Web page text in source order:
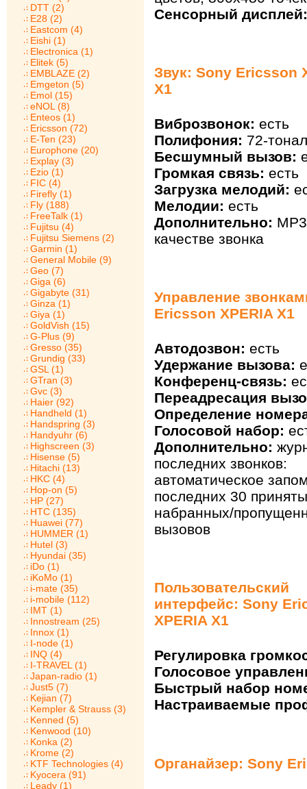
DTT (2)
E28 (2)
Eastcom (4)
Eishi (1)
Electronica (1)
Elitek (5)
EMBLAZE (2)
Emgeton (5)
Emol (15)
eNOL (8)
Enteos (1)
Ericsson (72)
E-Ten (23)
Europhone (20)
Explay (3)
Ezio (1)
FIC (4)
Firefly (1)
Fly (188)
FreeTalk (1)
Fujitsu (4)
Fujitsu Siemens (2)
Garmin (1)
General Mobile (9)
Geo (7)
Giga (6)
Gigabyte (31)
Ginza (1)
Giya (1)
GoldVish (15)
G-Plus (9)
Gresso (35)
Grundig (33)
GSL (1)
GTran (3)
Gvc (3)
Haier (92)
Handheld (1)
Handspring (3)
Handyuhr (6)
Highscreen (3)
Hisense (5)
Hitachi (13)
HKC (4)
Hop-on (5)
HP (27)
HTC (135)
Huawei (77)
HUMMER (1)
Hutel (3)
Hyundai (35)
iDo (1)
iKoMo (1)
i-mate (35)
i-mobile (112)
IMT (1)
Innostream (25)
Innox (1)
I-node (1)
INQ (4)
I-TRAVEL (1)
Japan-radio (1)
Just5 (7)
Kejian (7)
Kempler & Strauss (3)
Kenned (5)
Kenwood (10)
Konka (2)
Krome (2)
KTF Technologies (4)
Kyocera (91)
Leady (1)
Сенсорный дисплей:
Звук: Sony Ericsson
X1
Виброзвонок: есть
Полифония: 72-
Бесшумный вызов:
Громкая связь: есть
Загрузка мелодий:
Мелодии: есть
Дополнительно:
качестве звонка
Управление
Ericsson XPERIA X1
Автодозвон: есть
Удержание вызова:
Конференц-связь:
Переадресация
Определение
Голосовой набор:
Дополнительно:
последних звонков:
автоматическое
последних 30
набранных/
вызовов
Пользовательский
интерфейс: Sony
XPERIA X1
Регулировка
Голосовое
Быстрый набор
Настраиваемые
Органайзер: Sony